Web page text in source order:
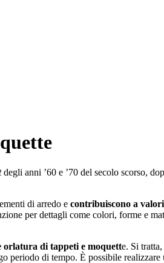
degli anni ’60 e ’70 del secolo scorso,
di arredo e contribuiscono a
per dettagli come colori, forme e
orlatura di tappeti e moquette. Si
periodo di tempo. È possibile